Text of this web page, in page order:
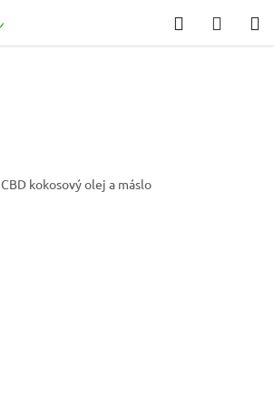
Hledat
KOŠÍK
CBD kokosový olej a máslo